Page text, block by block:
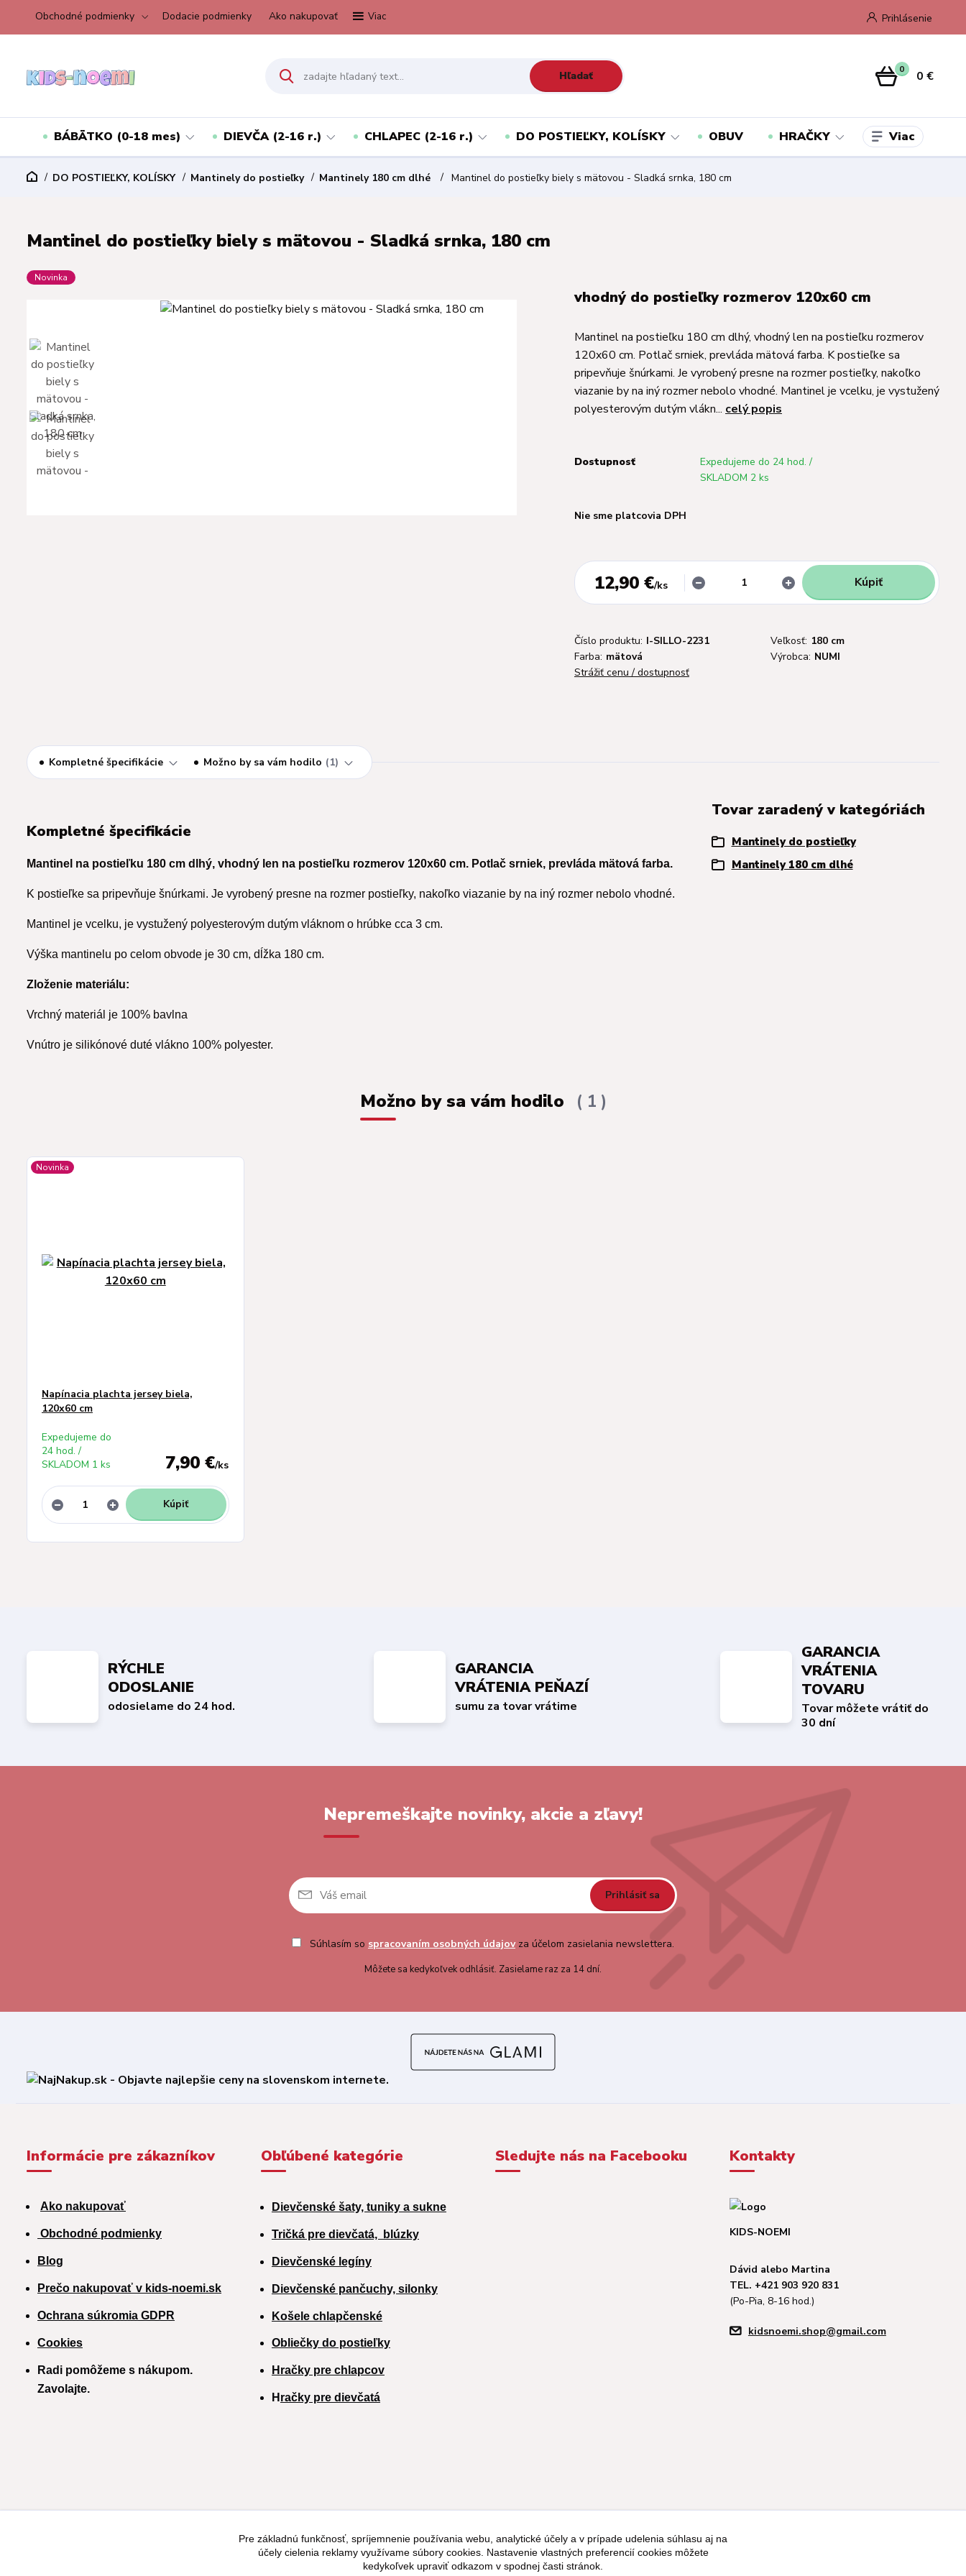
Obchodné podmienky Dodacie podmienky Ako nakupovať Viac Prihlásenie
Hľadať 0 0 €
BÁBÄTKO (0-18 mes) DIEVČA (2-16 r.) CHLAPEC (2-16 r.) DO POSTIEĽKY, KOLÍSKY OBUV HRAČKY Viac
DO POSTIEĽKY, KOLÍSKY Mantinely do postieľky Mantinely 180 cm dlhé Mantinel do postieľky biely s mätovou - Sladká srnka, 180 cm
Mantinel do postieľky biely s mätovou - Sladká srnka, 180 cm
Novinka
vhodný do postieľky rozmerov 120x60 cm
Mantinel na postieľku 180 cm dlhý, vhodný len na postieľku rozmerov
120x60 cm. Potlač srniek, prevláda mätová farba. K postieľke sa
pripevňuje šnúrkami. Je vyrobený presne na rozmer postieľky, nakoľko
viazanie by na iný rozmer nebolo vhodné. Mantinel je vcelku, je vystužený
polyesterovým dutým vlákn... celý popis
Dostupnosť
Expedujeme do 24 hod. /
SKLADOM 2 ks
Nie sme platcovia DPH
12,90 €/ks Kúpiť
Číslo produktu: I-SILLO-2231 Veľkosť: 180 cm
Farba: mätová Výrobca: NUMI
Strážiť cenu / dostupnosť
Kompletné špecifikácie Možno by sa vám hodilo 1
Kompletné špecifikácie
Mantinel na postieľku 180 cm dlhý, vhodný len na postieľku rozmerov 120x60 cm. Potlač srniek, prevláda mätová farba.
K postieľke sa pripevňuje šnúrkami. Je vyrobený presne na rozmer postieľky, nakoľko viazanie by na iný rozmer nebolo vhodné.
Mantinel je vcelku, je vystužený polyesterovým dutým vláknom o hrúbke cca 3 cm.
Výška mantinelu po celom obvode je 30 cm, dĺžka 180 cm.
Zloženie materiálu:
Vrchný materiál je 100% bavlna
Vnútro je silikónové duté vlákno 100% polyester.
Tovar zaradený v kategóriách
Mantinely do postieľky
Mantinely 180 cm dlhé
Možno by sa vám hodilo 1
Novinka
Napínacia plachta jersey biela,
120x60 cm
7,90 €/ks
Expedujeme do
24 hod. /
SKLADOM 1 ks
Kúpiť
RÝCHLE
ODOSLANIE
odosielame do 24 hod.
GARANCIA
VRÁTENIA PEŇAZÍ
sumu za tovar vrátime
GARANCIA
VRÁTENIA
TOVARU
Tovar môžete vrátiť do
30 dní
Nepremeškajte novinky, akcie a zľavy!
Prihlásiť sa
Súhlasím so spracovaním osobných údajovza účelom zasielania newslettera.
Môžete sa kedykoľvek odhlásiť. Zasielame raz za 14 dní.
Informácie pre zákazníkov
Ako nakupovať
Obchodné podmienky
Blog
Prečo nakupovať v kids-noemi.sk
Ochrana súkromia GDPR
Cookies
Radi pomôžeme s nákupom.
Zavolajte.
Obľúbené kategórie
Dievčenské šaty, tuniky a sukne
Tričká pre dievčatá, blúzky
Dievčenské legíny
Dievčenské pančuchy, silonky
Košele chlapčenské
Obliečky do postieľky
Hračky pre chlapcov
H račky pre dievčatá
Sledujte nás na Facebooku Kontakty
KIDS-NOEMI
Dávid alebo Martina
TEL. +421 903 920 831
(Po-Pia, 8-16 hod.)
kidsnoemi.shop@gmail.com
Pre základnú funkčnosť, spríjemnenie používania webu, analytické účely a v prípade udelenia súhlasu aj na
účely cielenia reklamy využívame súbory cookies. Nastavenie vlastných preferencií cookies môžete
kedykoľvek upraviť odkazom v spodnej časti stránok.